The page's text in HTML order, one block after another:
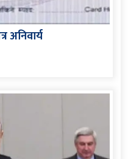
अनिवार्य